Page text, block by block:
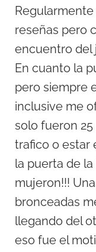
reseñas pero
encuentro del
En cuanto la
pero siempre
inclusive me
solo fueron
trafico o estar
la puerta de
mujeron!!!
bronceadas
llegando del
eso fue el